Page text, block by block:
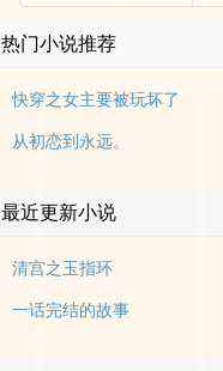
热门小说推荐
快穿之女主要被玩坏了
从初恋到永远。
最近更新小说
清宫之玉指环
一话完结的故事